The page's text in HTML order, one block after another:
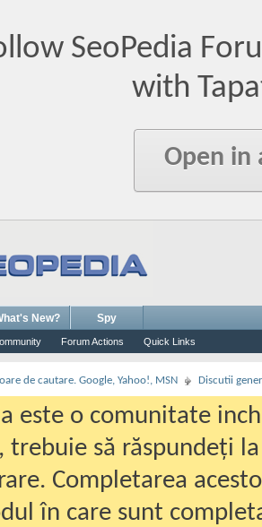
SeoPedia
with
Open in
Forum Actions Quick Links
New? Spy
de cautare. Google, Yahoo!, MSN Discutii
este o comunitate
trebuie să răspundeți
Completarea
în care sunt